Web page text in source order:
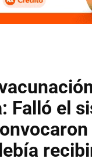
Falló el